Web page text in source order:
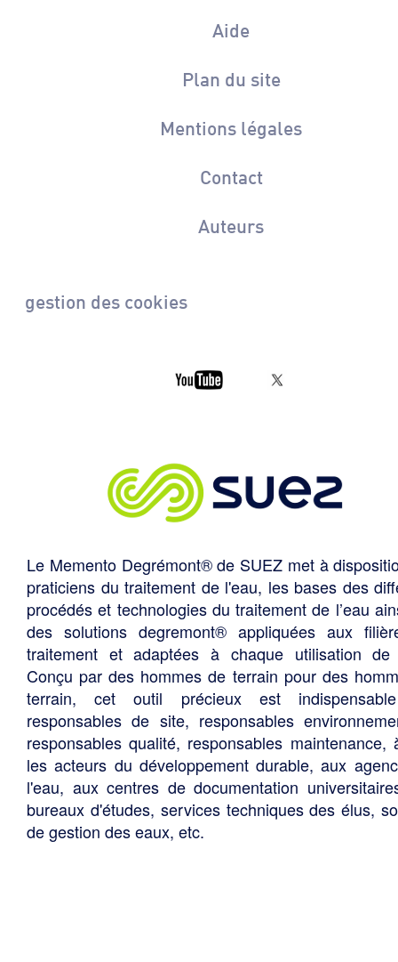
Aide
Plan du site
Mentions légales
Contact
Auteurs
gestion des cookies
Le Memento Degrémont® de SUEZ met à
praticiens du traitement de l'eau, les bases des
procédés et technologies du traitement de l’eau
des solutions degremont® appliquées aux
traitement et adaptées à chaque utilisation de
Conçu par des hommes de terrain pour des
terrain, cet outil précieux est
responsables de site, responsables
responsables qualité, responsables maintenance,
les acteurs du développement durable, aux
l'eau, aux centres de documentation
bureaux d'études, services techniques des élus,
de gestion des eaux, etc.